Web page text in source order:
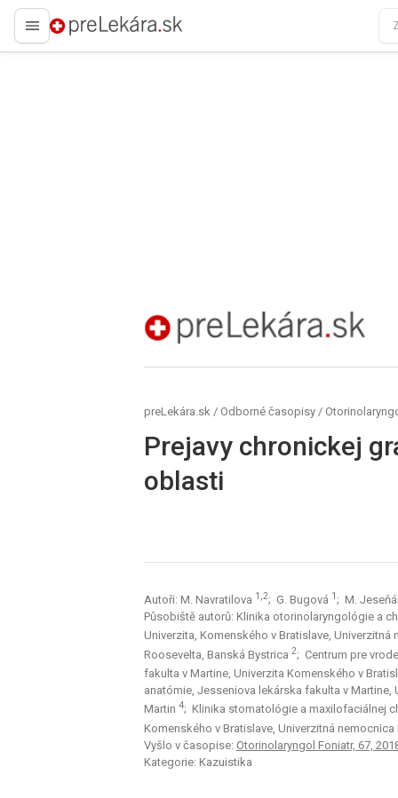
preLekára.sk
preLekára.sk
preLekára.sk / Odborné časopisy /
Prejavy chronickej
oblasti
Autoři: M. Navratilova 1,2; G. Bugová 1 ; M.
Působiště autorů: Klinika otorinolaryngológie a
Univerzita, Komenského v Bratislave,
Roosevelta, Banská Bystrica 2; Centrum pre
fakulta v Martine, Univerzita Komenského v
anatómie, Jesseniova lekárska fakulta v
Martin 4; Klinika stomatológie a maxilofaciálnej
Komenského v Bratislave, Univerzitná
Vyšlo v časopise: Otorinolaryngol Foniatr, 67,
Kategorie: Kazuistika